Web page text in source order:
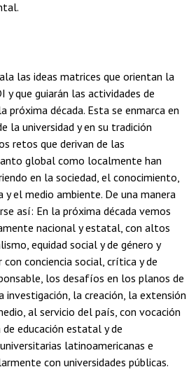
las ideas matrices que orientan la
que guiarán las actividades de
próxima década. Esta se enmarca en
la universidad y en su tradición
retos que derivan de las
global como localmente han
en la sociedad, el conocimiento,
el medio ambiente. De una manera
así: En la próxima década vemos
nacional y estatal, con altos
equidad social y de género y
conciencia social, crítica y de
los desafíos en los planos de
investigación, la creación, la extensión
al servicio del país, con vocación
educación estatal y de
latinoamericanas e
con universidades públicas.